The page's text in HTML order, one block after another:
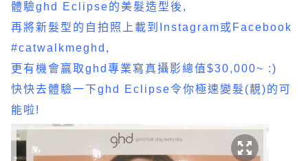
體驗ghd Eclipse的美髮造型後,
再將新髮型的自拍照上載到Instagram或Facebook
#catwalkmeghd,
更有機會贏取ghd專業寫真攝影總值$30,000~ :)
快快去體驗一下ghd Eclipse令你極速變髮(靚)的可
能啦!